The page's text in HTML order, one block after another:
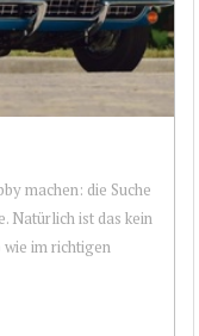
machen: die Suche
Natürlich ist das kein
wie im richtigen